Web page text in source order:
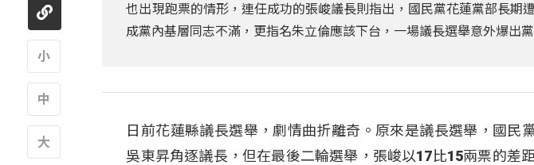
也出現跑票的情形，連任成功的張峻議長則指出，國民黨花蓮黨部長期
成黨內基層同志不滿，更指名朱立倫應該下台，一場議長選舉意外爆出
日前花蓮縣議長選舉，劇情曲折離奇。原來是議長選舉，國民
吳東昇角逐議長，但在最後二輪選舉，張峻以17比15兩票的差